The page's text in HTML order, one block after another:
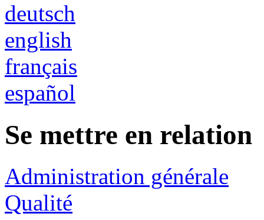
deutsch
english
français
español
Se mettre en relation
Administration générale
Qualité